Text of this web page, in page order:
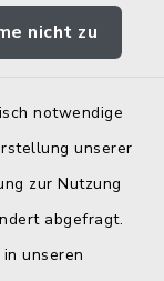
nicht zu
notwendige
unserer
zur Nutzung
abgefragt.
unseren